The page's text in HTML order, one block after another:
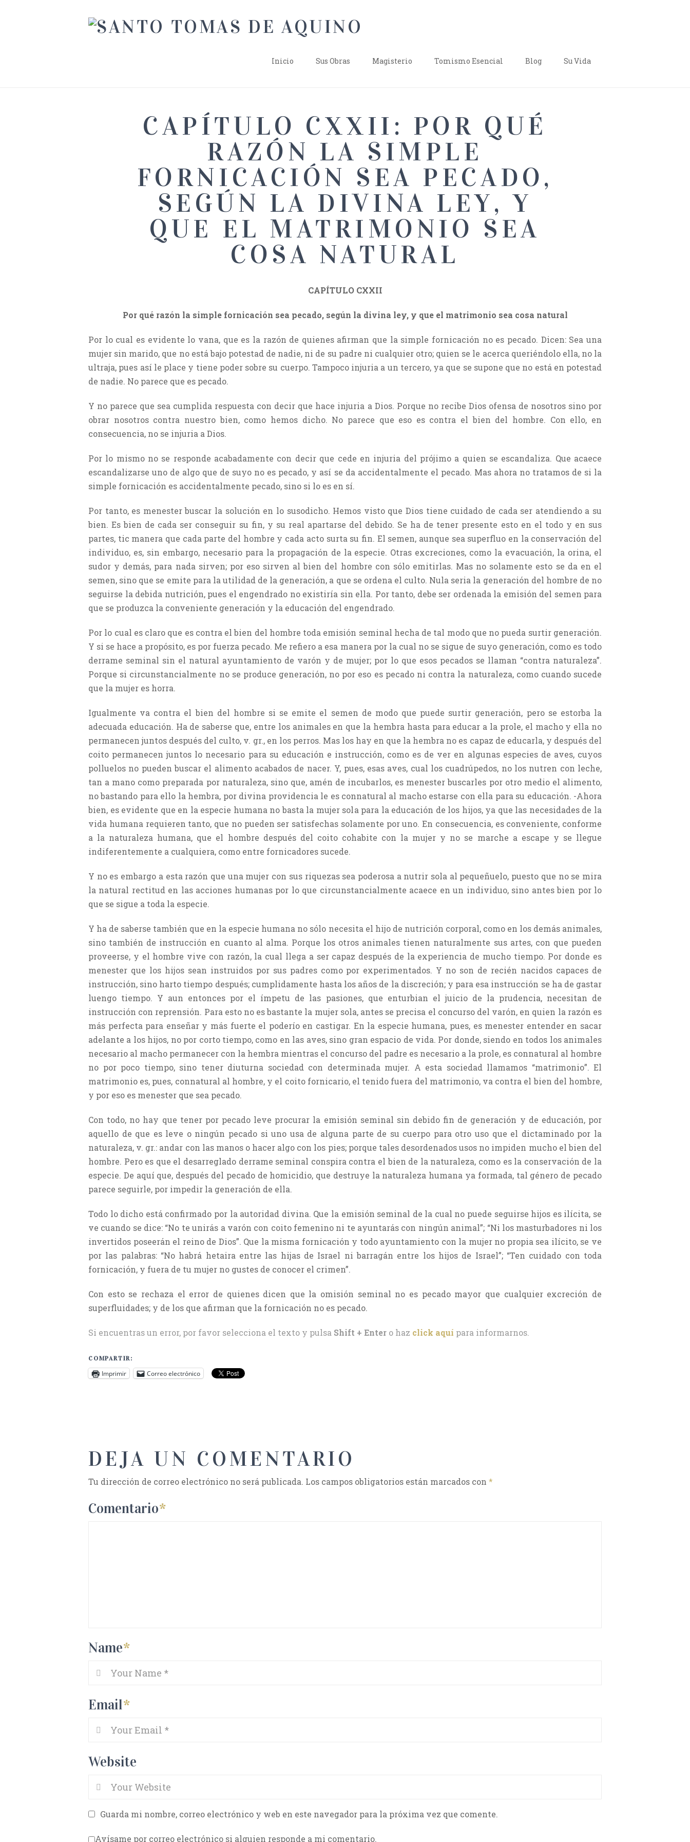
Inicio Sus Obras Magisterio Tomismo Esencial Blog Su Vida
CAPÍTULO CXXII: POR QUÉ
RAZÓN LA SIMPLE
FORNICACIÓN SEA PECADO,
SEGÚN LA DIVINA LEY, Y
QUE EL MATRIMONIO SEA
COSA NATURAL
CAPÍTULO CXXII
Por qué razón la simple fornicación sea pecado, según la divina ley, y que el matrimonio sea cosa natural
Por lo cual es evidente lo vana, que es la razón de quienes afirman que la simple fornicación no es pecado. Dicen: Sea una
mujer sin marido, que no está bajo potestad de nadie, ni de su padre ni cualquier otro; quien se le acerca queriéndolo ella, no la
ultraja, pues así le place y tiene poder sobre su cuerpo. Tampoco injuria a un tercero, ya que se supone que no está en potestad
de nadie. No parece que es pecado.
Y no parece que sea cumplida respuesta con decir que hace injuria a Dios. Porque no recibe Dios ofensa de nosotros sino por
obrar nosotros contra nuestro bien, como hemos dicho. No parece que eso es contra el bien del hombre. Con ello, en
consecuencia, no se injuria a Dios.
Por lo mismo no se responde acabadamente con decir que cede en injuria del prójimo a quien se escandaliza. Que acaece
escandalizarse uno de algo que de suyo no es pecado, y así se da accidentalmente el pecado. Mas ahora no tratamos de si la
simple fornicación es accidentalmente pecado, sino si lo es en sí.
Por tanto, es menester buscar la solución en lo susodicho. Hemos visto que Dios tiene cuidado de cada ser atendiendo a su
bien. Es bien de cada ser conseguir su fin, y su real apartarse del debido. Se ha de tener presente esto en el todo y en sus
partes, tic manera que cada parte del hombre y cada acto surta su fin. El semen, aunque sea superfluo en la conservación del
individuo, es, sin embargo, necesario para la propagación de la especie. Otras excreciones, como la evacuación, la orina, el
sudor y demás, para nada sirven; por eso sirven al bien del hombre con sólo emitirlas. Mas no solamente esto se da en el
semen, sino que se emite para la utilidad de la generación, a que se ordena el culto. Nula seria la generación del hombre de no
seguirse la debida nutrición, pues el engendrado no existiría sin ella. Por tanto, debe ser ordenada la emisión del semen para
que se produzca la conveniente generación y la educación del engendrado.
Por lo cual es claro que es contra el bien del hombre toda emisión seminal hecha de tal modo que no pueda surtir generación.
Y si se hace a propósito, es por fuerza pecado. Me refiero a esa manera por la cual no se sigue de suyo generación, como es todo
derrame seminal sin el natural ayuntamiento de varón y de mujer; por lo que esos pecados se llaman “contra naturaleza”.
Porque si circunstancialmente no se produce generación, no por eso es pecado ni contra la naturaleza, como cuando sucede
que la mujer es horra.
Igualmente va contra el bien del hombre si se emite el semen de modo que puede surtir generación, pero se estorba la
adecuada educación. Ha de saberse que, entre los animales en que la hembra hasta para educar a la prole, el macho y ella no
permanecen juntos después del culto, v. gr., en los perros. Mas los hay en que la hembra no es capaz de educarla, y después del
coito permanecen juntos lo necesario para su educación e instrucción, como es de ver en algunas especies de aves, cuyos
polluelos no pueden buscar el alimento acabados de nacer. Y, pues, esas aves, cual los cuadrúpedos, no los nutren con leche,
tan a mano como preparada por naturaleza, sino que, amén de incubarlos, es menester buscarles por otro medio el alimento,
no bastando para ello la hembra, por divina providencia le es connatural al macho estarse con ella para su educación. -Ahora
bien, es evidente que en la especie humana no basta la mujer sola para la educación de los hijos, ya que las necesidades de la
vida humana requieren tanto, que no pueden ser satisfechas solamente por uno. En consecuencia, es conveniente, conforme
a la naturaleza humana, que el hombre después del coito cohabite con la mujer y no se marche a escape y se llegue
indiferentemente a cualquiera, como entre fornicadores sucede.
Y no es embargo a esta razón que una mujer con sus riquezas sea poderosa a nutrir sola al pequeñuelo, puesto que no se mira
la natural rectitud en las acciones humanas por lo que circunstancialmente acaece en un individuo, sino antes bien por lo
que se sigue a toda la especie.
Y ha de saberse también que en la especie humana no sólo necesita el hijo de nutrición corporal, como en los demás animales,
sino también de instrucción en cuanto al alma. Porque los otros animales tienen naturalmente sus artes, con que pueden
proveerse, y el hombre vive con razón, la cual llega a ser capaz después de la experiencia de mucho tiempo. Por donde es
menester que los hijos sean instruidos por sus padres como por experimentados. Y no son de recién nacidos capaces de
instrucción, sino harto tiempo después; cumplidamente hasta los años de la discreción; y para esa instrucción se ha de gastar
luengo tiempo. Y aun entonces por el ímpetu de las pasiones, que enturbian el juicio de la prudencia, necesitan de
instrucción con reprensión. Para esto no es bastante la mujer sola, antes se precisa el concurso del varón, en quien la razón es
más perfecta para enseñar y más fuerte el poderío en castigar. En la especie humana, pues, es menester entender en sacar
adelante a los hijos, no por corto tiempo, como en las aves, sino gran espacio de vida. Por donde, siendo en todos los animales
necesario al macho permanecer con la hembra mientras el concurso del padre es necesario a la prole, es connatural al hombre
no por poco tiempo, sino tener diuturna sociedad con determinada mujer. A esta sociedad llamamos “matrimonio”. El
matrimonio es, pues, connatural al hombre, y el coito fornicario, el tenido fuera del matrimonio, va contra el bien del hombre,
y por eso es menester que sea pecado.
Con todo, no hay que tener por pecado leve procurar la emisión seminal sin debido fin de generación y de educación, por
aquello de que es leve o ningún pecado si uno usa de alguna parte de su cuerpo para otro uso que el dictaminado por la
naturaleza, v. gr.: andar con las manos o hacer algo con los pies; porque tales desordenados usos no impiden mucho el bien del
hombre. Pero es que el desarreglado derrame seminal conspira contra el bien de la naturaleza, como es la conservación de la
especie. De aquí que, después del pecado de homicidio, que destruye la naturaleza humana ya formada, tal género de pecado
parece seguirle, por impedir la generación de ella.
Todo lo dicho está confirmado por la autoridad divina. Que la emisión seminal de la cual no puede seguirse hijos es ilícita, se
ve cuando se dice: “No te unirás a varón con coito femenino ni te ayuntarás con ningún animal”; “Ni los masturbadores ni los
invertidos poseerán el reino de Dios”. Que la misma fornicación y todo ayuntamiento con la mujer no propia sea ilícito, se ve
por las palabras: “No habrá hetaira entre las hijas de Israel ni barragán entre los hijos de Israel”; “Ten cuidado con toda
fornicación, y fuera de tu mujer no gustes de conocer el crimen”.
Con esto se rechaza el error de quienes dicen que la omisión seminal no es pecado mayor que cualquier excreción de
superfluidades; y de los que afirman que la fornicación no es pecado.
Si encuentras un error, por favor selecciona el texto y pulsa Shift + Enter o haz click aquí para informarnos.
COMPARTIR:
Imprimir Correo electrónico
DEJA UN COMENTARIO
Tu dirección de correo electrónico no será publicada. Los campos obligatorios están marcados con *
Comentario*
Name*
Email*
Website
Guarda mi nombre, correo electrónico y web en este navegador para la próxima vez que comente.
Avísame por correo electrónico si alguien responde a mi comentario.